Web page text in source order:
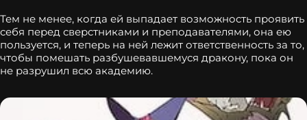
Тем не менее, когда ей выпадает возможность проявить
себя перед сверстниками и преподавателями, она ею
пользуется, и теперь на ней лежит ответственность за то,
чтобы помешать разбушевавшемуся дракону, пока он
не разрушил всю академию.